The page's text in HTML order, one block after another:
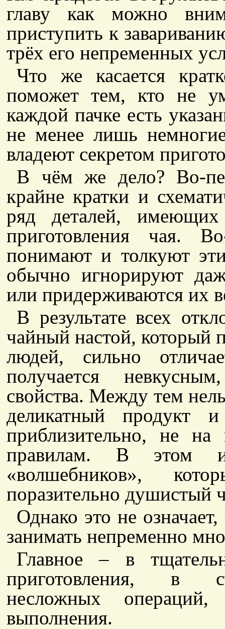
главу как можно
приступить к
трёх его непременных
Что же касается
поможет тем, кто не
каждой пачке есть
не менее лишь
владеют секретом
В чём же дело? Во-
крайне кратки и
ряд деталей, имеющих
приготовления чая.
понимают и толкуют
обычно игнорируют
или придерживаются их
В результате всех
чайный настой, который
людей, сильно
получается
свойства. Между тем
деликатный продукт
приблизительно, не
правилам. В этом и
«волшебников»,
поразительно душистый
Однако это не
занимать непременно
Главное – в
приготовления, в
несложных
выполнения.